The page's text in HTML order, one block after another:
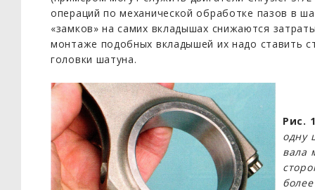
операций по механической обработке пазов в
«замков» на самих вкладышах снижаются
монтаже подобных вкладышей их надо ставить
головки шатуна.
Рис.
одну
вала